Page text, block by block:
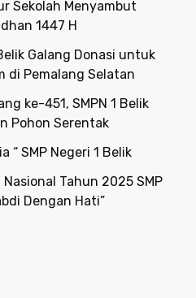
Sekolah Menyambut
1447 H
Galang Donasi untuk
di Pemalang Selatan
ke-451, SMPN 1 Belik
Pohon Serentak
“ SMP Negeri 1 Belik
Tahun 2025 SMP
Dengan Hati”